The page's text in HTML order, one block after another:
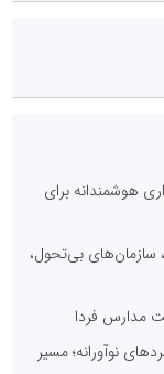
هوشمندانه برای
سازمان‌های بی‌تحول،
مدارس فردا
نوآورانه؛ مسیر